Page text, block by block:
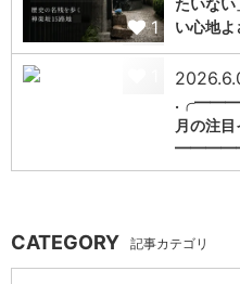
1
い心地
月の注
CATEGORY 記事カテゴリ